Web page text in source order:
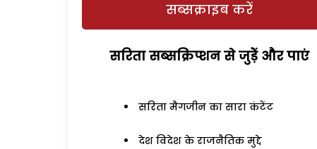
सब्सक्राइब करें
सरिता सब्सक्रिप्शन से जुड़ेें और पाएं
सरिता मैगजीन का सारा कंटेंट
देश विदेश के राजनैतिक मुद्दे